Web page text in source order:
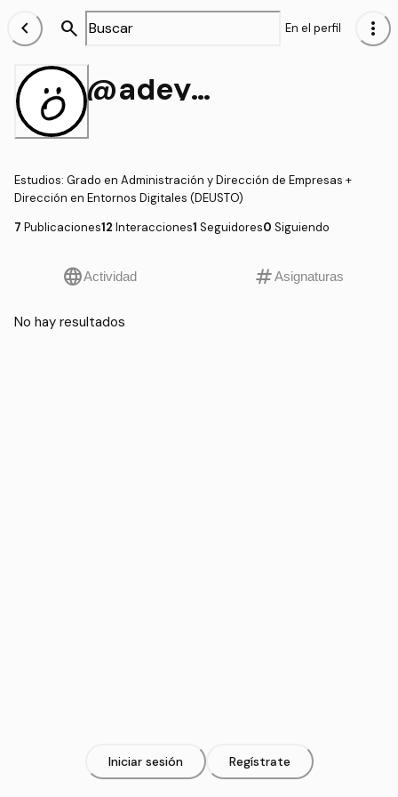
chevron_left search En el perfil more_vert
@adeyderecho
Estudios: Grado en Administración y Dirección de Empresas +
Dirección en Entornos Digitales (DEUSTO)
7 Publicaciones12 Interacciones1 Seguidores0 Siguiendo
languageActividad tagAsignaturas
No hay resultados
Iniciar sesión Regístrate